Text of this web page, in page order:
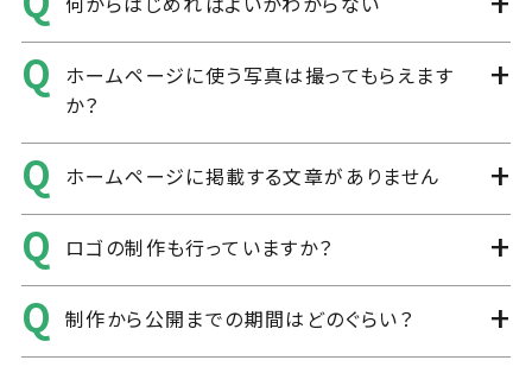
ホームページに使う写真は撮ってもらえます
か？
ホームページに掲載する文章がありません
ロゴの制作も行っていますか？
制作から公開までの期間はどのぐらい？